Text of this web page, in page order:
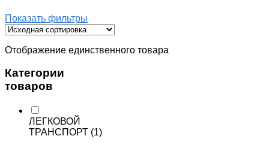
Показать фильтры
Отображение единственного товара
Категории
товаров
ЛЕГКОВОЙ
ТРАНСПОРТ (1)